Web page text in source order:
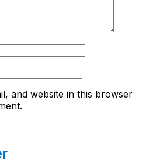
and website in this browser